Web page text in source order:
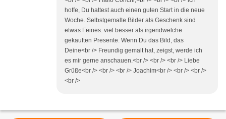
hoffe, Du hattest auch einen guten Start in die neue
Woche. Selbstgemalte Bilder als Geschenk sind
etwas Feines. viel besser als irgendwelche
gekauften Presente. Wenn Du das Bild, das
Deine<br /> Freundig gemalt hat, zeigst, werde ich
es mir gerne anschauen.<br /> <br /> <br /> Liebe
Grüße<br /> <br /> <br /> Joachim<br /> <br /> <br />
<br />